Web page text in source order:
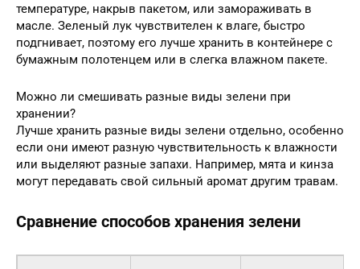
температуре, накрыв пакетом, или замораживать в
масле. Зеленый лук чувствителен к влаге, быстро
подгнивает, поэтому его лучше хранить в контейнере с
бумажным полотенцем или в слегка влажном пакете.
Можно ли смешивать разные виды зелени при
хранении?
Лучше хранить разные виды зелени отдельно, особенно
если они имеют разную чувствительность к влажности
или выделяют разные запахи. Например, мята и кинза
могут передавать свой сильный аромат другим травам.
Сравнение способов хранения зелени